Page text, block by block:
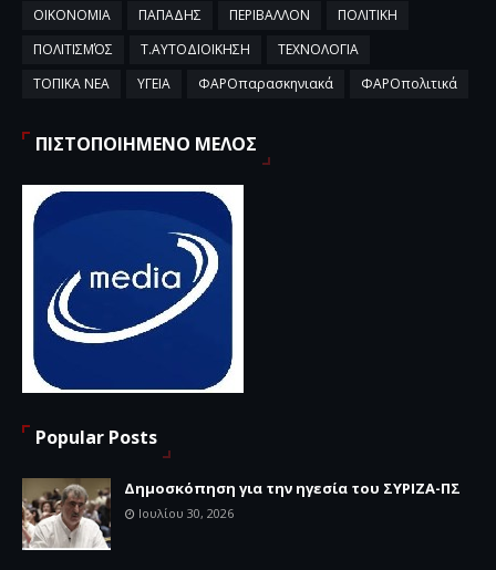
ΟΙΚΟΝΟΜΙΑ
ΠΑΠΑΔΗΣ ΠΕΡΙΒΑΛΛΟΝ
ΠΟΛΙΤΙΚΗ
ΠΟΛΙΤΙΣΜΌΣ
Τ.ΑΥΤΟΔΙΟΙΚΗΣΗ
ΤΕΧΝΟΛΟΓΙΑ
ΤΟΠΙΚΑ ΝΕΑ
ΥΓΕΙΑ ΦΑΡΟπαρασκηνιακά ΦΑΡΟπολιτικά
ΠΙΣΤΟΠΟΙΗΜΕΝΟ ΜΕΛΟΣ
Popular Posts
Δημοσκόπηση για την ηγεσία του ΣΥΡΙΖΑ-ΠΣ
Ιουλίου 30, 2026